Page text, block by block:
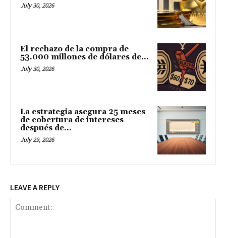
July 30, 2026
El rechazo de la compra de
53.000 millones de dólares de...
July 30, 2026
La estrategia asegura 25 meses
de cobertura de intereses
después de...
July 29, 2026
LEAVE A REPLY